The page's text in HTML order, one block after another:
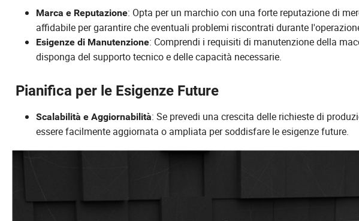
Marca e Reputazione: Opta per un marchio con una forte reputazione di
affidabile per garantire che eventuali problemi riscontrati durante
Esigenze di Manutenzione: Comprendi i requisiti di manutenzione della
disponga del supporto tecnico e delle capacità necessarie.
Pianifica per le Esigenze Future
Scalabilità e Aggiornabilità: Se prevedi una crescita delle richieste di
essere facilmente aggiornata o ampliata per soddisfare le esigenze future.